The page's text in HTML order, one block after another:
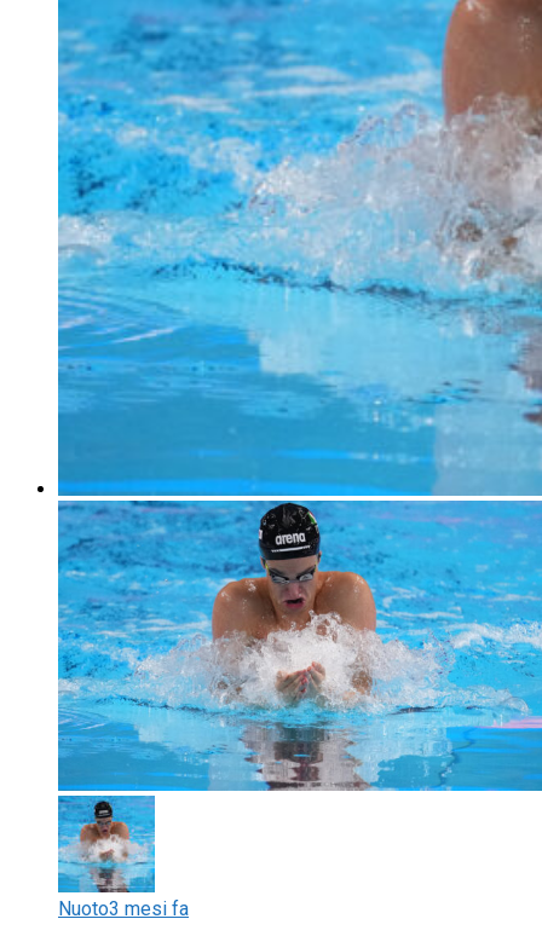
Nuoto3 mesi fa